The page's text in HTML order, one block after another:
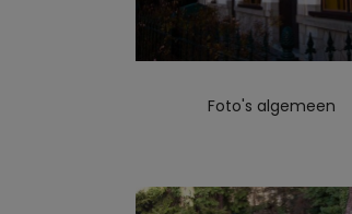
Foto's algemeen